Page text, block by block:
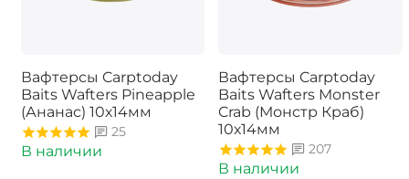
Вафтерсы Carptoday
Baits Wafters Pineapple
(Ананас) 10х14мм
25
В наличии
Вафтерсы Carptoday
Baits Wafters Monster
Crab (Монстр Краб)
10х14мм
207
В наличии